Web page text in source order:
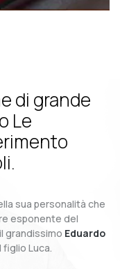
di grande
Le
sua personalità che
esponente del
grandissimo Eduardo
Luca.